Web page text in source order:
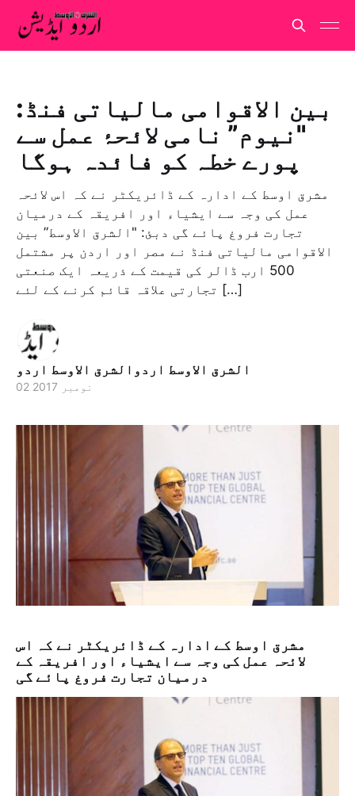
بین الاقوامی مالیاتی فنڈ:
"نیوم” نامی لائحۂ عمل سے
پورے خطہ کو فائدہ ہوگا
مشرق اوسط کے ادارہ کے ڈائریکٹر نے کہ اس لائحہ
عمل کی وجہ سے ایشیاء اور افریقہ کے درمیان
تجارت فروغ پائے گی دبئ: "الشرق الاوسط” بین
الاقوامی مالیاتی فنڈ نے مصر اور اردن پر مشتمل
500 ارب ڈالر کی قیمت کے ذریعہ ایک صنعتی
تجارتی علاقہ قائم کرنے کے لئے […]
الشرق الاوسط اردوالشرق الاوسط اردو
02 نومبر 2017
مشرق اوسط کے ادارہ کے ڈائریکٹر نے کہ اس
لائحہ عمل کی وجہ سے ایشیاء اور افریقہ کے
درمیان تجارت فروغ پائے گی